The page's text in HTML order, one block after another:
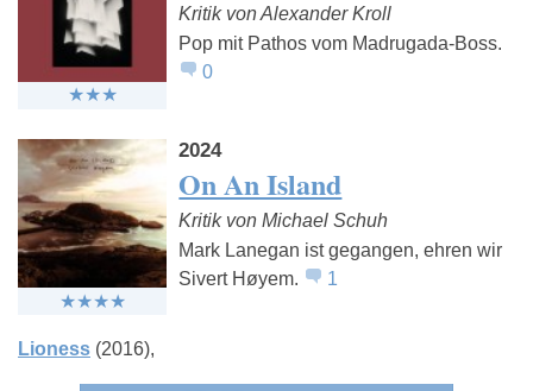
Kritik von Alexander Kroll
Pop mit Pathos vom Madrugada-Boss.
0
2024
On An Island
Kritik von Michael Schuh
Mark Lanegan ist gegangen, ehren wir
Sivert Høyem.
1
Lioness (2016)